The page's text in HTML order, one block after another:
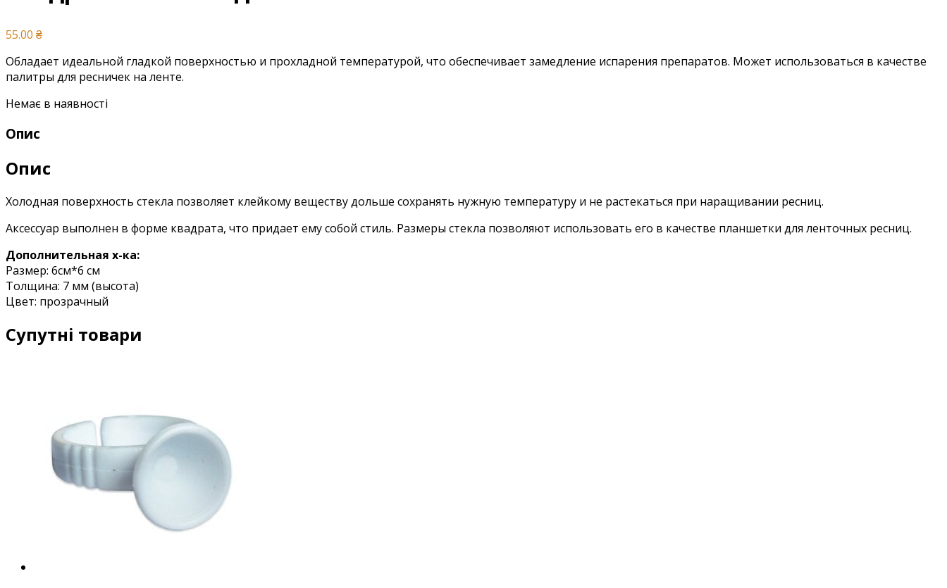
55.00 ₴
Обладает идеальной гладкой поверхностью и прохладной температурой, что обеспечивает замедление испарения препаратов. Может использоваться в качестве
палитры для ресничек на ленте.
Немає в наявності
Опис
Опис
Холодная поверхность стекла позволяет клейкому веществу дольше сохранять нужную температуру и не растекаться при наращивании ресниц.
Аксессуар выполнен в форме квадрата, что придает ему собой стиль. Размеры стекла позволяют использовать его в качестве планшетки для ленточных ресниц.
Дополнительная х-ка:
Размер: 6см*6 см
Толщина: 7 мм (высота)
Цвет: прозрачный
Супутні товари